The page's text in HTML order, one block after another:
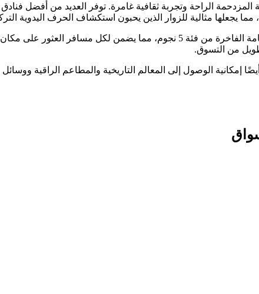
المزدحمة الراحة وتجربة ثقافية غامرة. توفر العديد من أفضل
يجعلها مثالية للزوار الذين يحبون استكشاف الحرف اليدوية
تتراوح فنادق اسطنبول قريبة من السوق بين الإقامات الاقتصادية إلى أماكن الإقامة
من التسوق.
الوصول إلى المعالم التاريخية والمطاعم الراقية ووسائل